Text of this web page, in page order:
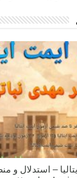
– استدلال و